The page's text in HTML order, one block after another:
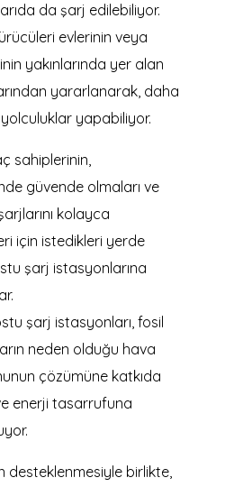
da şarj edilebiliyor.
evlerinin veya
yakınlarında yer alan
yararlanarak, daha
yapabiliyor.
sahiplerinin,
güvende olmaları ve
kolayca
için istedikleri yerde
şarj istasyonlarına
şarj istasyonları, fosil
neden olduğu hava
çözümüne katkıda
enerji tasarrufuna
desteklenmesiyle birlikte,